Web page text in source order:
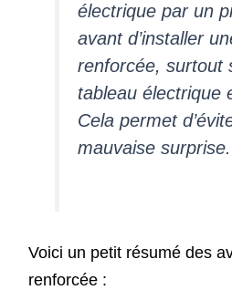
électrique par un
avant d’installer
renforcée, surtout
tableau électrique
Cela permet
mauvaise surprise.
Voici un petit résumé des
renforcée :